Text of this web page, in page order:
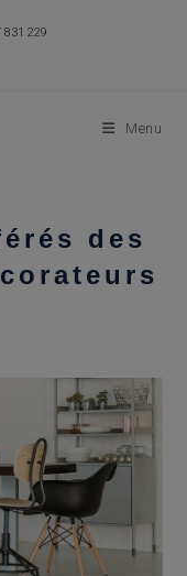
831 229
Menu
des